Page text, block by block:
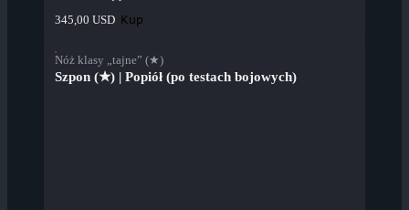
345,00 USD Kup
Nóż klasy „tajne” (★)
Szpon (★) | Popiół (po testach bojowych)